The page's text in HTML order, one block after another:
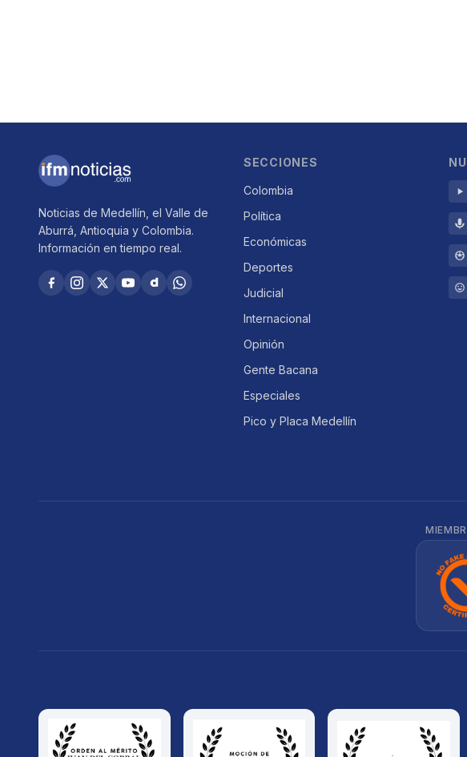
Noticias de Medellín, el Valle de
Aburrá, Antioquia y Colombia.
Información en tiempo real.
SECCIONES
Colombia
Política
Económicas
Deportes
Judicial
Internacional
Opinión
Gente Bacana
Especiales
Pico y Placa Medellín